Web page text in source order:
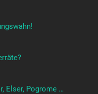
Elser, Pogrome …